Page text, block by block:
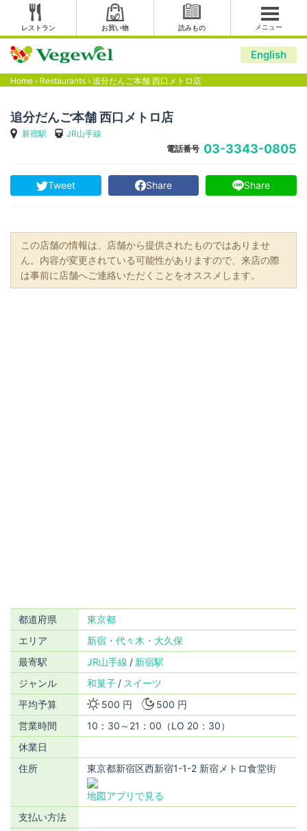
レストラン お買い物 読みもの メニュー
English
Home › Restaurants › 追分だんご本舗 西口メトロ店
追分だんご本舗 西口メトロ店
新宿駅
JR山手線
電話番号 03-3343-0805
Tweet Share Share
この店舗の情報は、店舗から提供されたものではありませ
ん。内容が変更されている可能性がありますので、来店の際
は事前に店舗へご連絡いただくことをオススメします。
都道府県
東京都
エリア
新宿・代々木・大久保
最寄駅
JR山手線
新宿駅
ジャンル
和菓子
スイーツ
平均予算
500 円
500 円
営業時間
10：30～21：00（LO 20：30）
休業日
住所
東京都新宿区西新宿1-1-2 新宿メトロ食堂街
地図アプリで見る
支払い方法